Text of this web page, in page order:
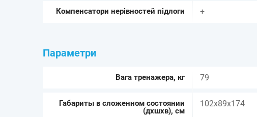
Компенсатори нерівностей підлоги +
Параметри
Вага тренажера, кг 79
Габариты в сложенном состоянии
(дхшхв), см
102x89x174